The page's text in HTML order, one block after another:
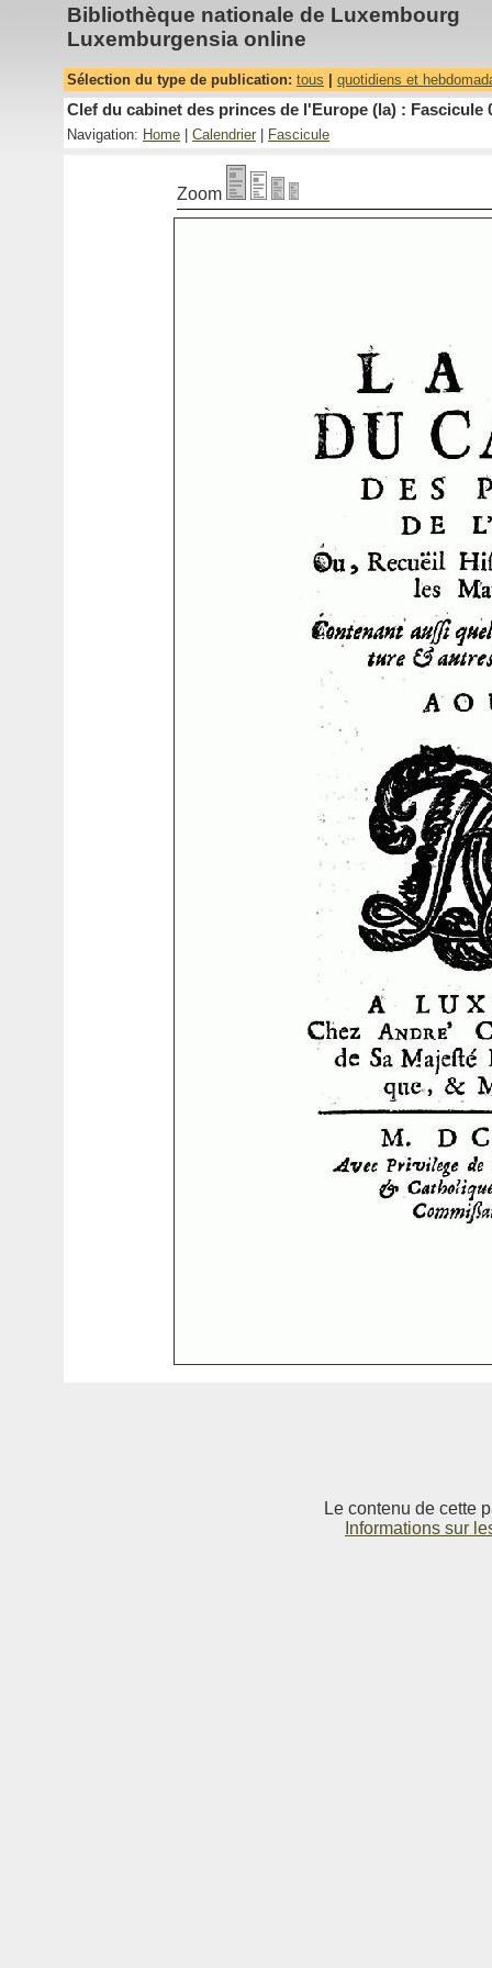
Bibliothèque nationale de Luxembourg
Luxemburgensia online
Sélection du type de publication: tous quotidiens et
Clef du cabinet des princes de l'Europe (la) : Fascicule
Navigation: Home Calendrier Fascicule
Zoom
Le contenu de cette
Informations sur